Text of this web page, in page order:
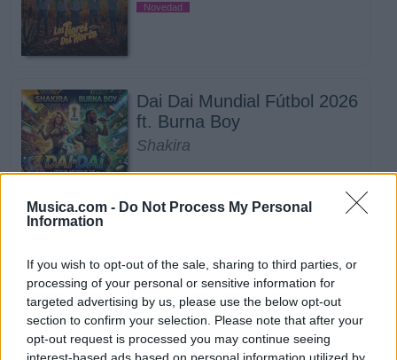
Musica.com - Do Not Process My Personal
Information
If you wish to opt-out of the sale, sharing to third parties, or
processing of your personal or sensitive information for
targeted advertising by us, please use the below opt-out
section to confirm your selection. Please note that after your
opt-out request is processed you may continue seeing
Novedad
Dai Dai Mundial Fútbol 2026
ft. Burna Boy
Shakira
Conriquez, Oscar Maydon
Grupo Aztteca
Novedad